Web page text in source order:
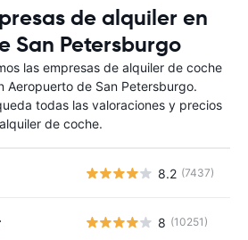
de alquiler en
San Petersburgo
las empresas de alquiler de coche
Aeropuerto de San Petersburgo.
todas las valoraciones y precios
de coche.
8.2 (7437)
8 (10251)